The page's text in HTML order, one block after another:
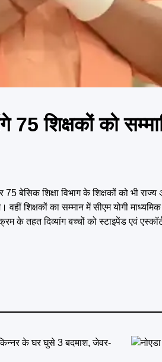
शिक्षकों को
बेसिक शिक्षा विभाग के शिक्षकों को भी
शिक्षकों का सम्मान में सीएम योगी माध्यमिक
के तहत दिव्यांग बच्चों को स्टाइपेंड एवं